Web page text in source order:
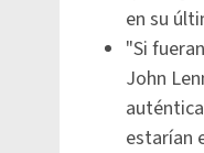
en su
"Si
John
estarían